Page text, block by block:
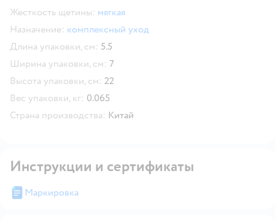
Жесткость щетины: мягкая
Назначение: комплексный уход
Длина упаковки, см: 5.5
Ширина упаковки, см: 7
Высота упаковки, см: 22
Вес упаковки, кг: 0.065
Страна производства: Китай
Инструкции и сертификаты
Маркировка